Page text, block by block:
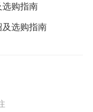
购指南
选购指南